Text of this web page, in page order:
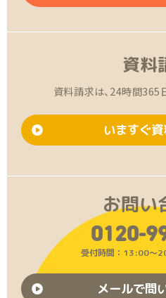
資料
資料請求は、24時間365
いますぐ
お問い
0120-
受付時間：13:00〜
メールで問